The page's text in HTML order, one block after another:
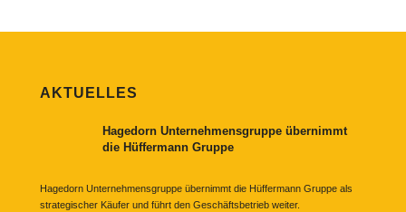
AKTUELLES
Hagedorn Unternehmensgruppe übernimmt
die Hüffermann Gruppe
Hagedorn Unternehmensgruppe übernimmt die Hüffermann Gruppe als
strategischer Käufer und führt den Geschäftsbetrieb weiter.